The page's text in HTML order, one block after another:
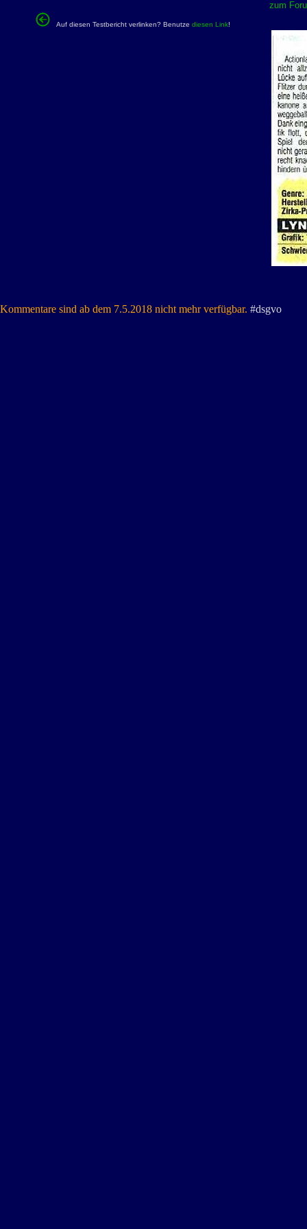
zum
Auf diesen Testbericht verlinken? Benutze diesen Link!
Kommentare sind ab dem 7.5.2018 nicht mehr verfügbar. #dsgvo